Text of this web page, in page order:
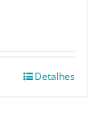
Detalhes